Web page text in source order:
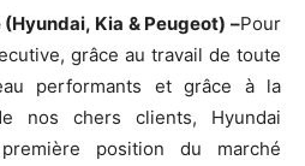
Kia & Peugeot) –Pour
grâce au travail de toute
performants et grâce à la
nos chers clients, Hyundai
position du marché